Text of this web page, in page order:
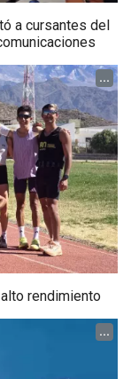
a cursantes del
...
rendimiento
...